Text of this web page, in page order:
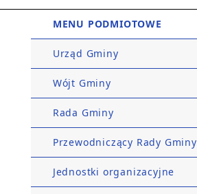
MENU PODMIOTOWE
Urząd Gminy
Wójt Gminy
Rada Gminy
Przewodniczący Rady Gminy
Jednostki organizacyjne